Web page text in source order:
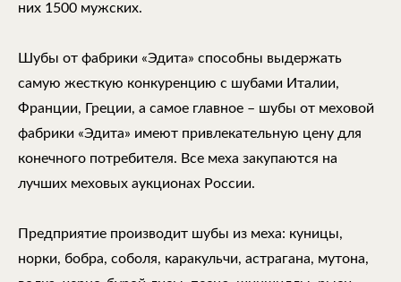
них 1500 мужских.
Шубы от фабрики «Эдита» способны выдержать
самую жесткую конкуренцию с шубами Италии,
Франции, Греции, а самое главное – шубы от меховой
фабрики «Эдита» имеют привлекательную цену для
конечного потребителя. Все меха закупаются на
лучших меховых аукционах России.
Предприятие производит шубы из меха: куницы,
норки, бобра, соболя, каракульчи, астрагана, мутона,